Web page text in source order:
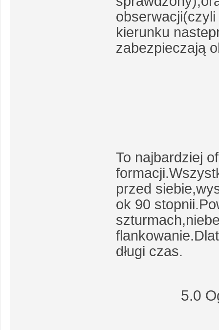
kierunku
zabezpieczają
To najbardziej
przed
ok 90
długi czas.
5.0